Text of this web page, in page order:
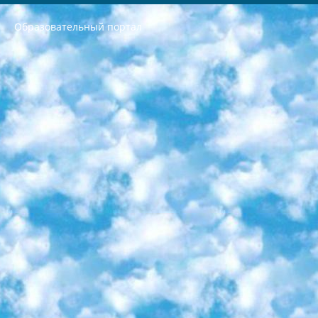
Образовательный портал
РЕСПУБЛИКА УЗБЕКИСТАН МИНИСТРЕРСТВО ДОШКОЛЬНОГО И ШКОЛЬНОГО ОБРАЗОВАНИЯ КОМАНДА в общеобразовательных учреждениях в 2023-2024 учебном году организация и проведение итоговой государственной аттестации обучающихся о Министра дошкольного и школьного образования Республики Узбекистан от 4 марта 2008 года (постановлением Минюста от 20 марта 2008 года № 1778 государственной регистрации) «Итоговое состояние учащихся общего среднего образования на основании положения об утверждении положения об аттестации общего среднего образования выпускной экзамен студентов в образовательных учреждениях в 2023-2024 учебном году В целях организации и прохождения аттестации приказываю: 1. Следующее: перечень предметов, по которым будет проводиться итоговая государственная аттестация и экзамен формы перевода согласно приложению 1; сертификаты международного образца, оценивающие уровень владения иностранными языками перечень согласно приложению 2; 2. Педагогический при специализированных образовательных учреждениях. научно-практический центр квалификации и международной оценки (Д.Давидова) 2024 г. До 25 марта: задания по предметам, по которым будет проводиться итоговая аттестация разработка и утверждение технических условий; итоговая аттестация на основании разработанного предметного задания разработка вопросов по предметам (устно и письменно), экзамен передача; общеобразовательные средние школы и специальные учебные заведения учащиеся выпускных классов школ и интернатов в агентской системе подготовка базы данных экзаменационных материалов и критериев оценки; перевод базы экзаменационных материалов на все языки обучения подать в Республиканский образовательный центр для изготовления; варианты экзаменов на основе разработанных контрольных материалов пусть будут поставлены задачи формирования. 3. Республиканский образовательный центр (Ш.Худайкулов) до 5 апреля 2024 года. до: база данных предоставленных экзаменационных материалов на все языки обучения перевод и экспертиза; для слепых, слабовидящих, глухих, слабослышащих и умственно отсталых детей учащиеся выпускных классов специализированных школ и школ-интернатов база данных экзаменационных материалов на всех преподаваемых языках подготовка критериев оценки; специализированные школы для умственно отсталых детей и технологии для учащихся выпускных классов школ-интернатов разработка соответствующих рекомендаций и критериев проведения ЕГЭ по естествознанию давать задания. 4. Педагогический при специализированных образовательных учреждениях. Научно-практический центр навыков и международной оценки (Д.Давидова), Республика образовательный центр (Худайкулов Ш.) итоговый государственный аттестационный экзамен ориентирован на творческое и логическое мышление при подготовке базы материалов учитывать введение заданий. 5. Следует отметить, что: сертификат государственного образца о знании общеобразовательного предмета и как минимум национальный уровень B1 по предметам на иностранных языках, указанным в Приложении 2. или международно признанный сертификат эквивалентного уровня студенты, изучающие определенный предмет, освобождаются от экзамена; по соответствующим предметам запланирована итоговая государственная аттестация за день до дня, путем жеребьевки Рабочей группой (в письменной форме по предметам, проводимым в форме) из числа сформированных вариантов выбрано 2 варианта; 2 выбранных варианта экзамена анонсированы на официальном сайте министерства и все выпускники по всей стране на основе этих вариантов проводит итоговую государственную аттестацию. 6. Государственное образование учащихся средних общеобразовательных учреждений. знания в соответствии с квалификационными требованиями, которые необходимо приобрести на основании стандартов итоговый (выпускной) контроль для 9 и 11 классов в целях тестирования Экзамены (далее – экзамены) состоят из предметов, перечисленных в приложении 1. будет сделано. 7. Экзамены пройдут с 26 мая по 15 июня 2024 г. (кроме науки физического воспитания). 8. Физическая для учащихся 9 классов общесредних образовательных учреждений. Экзамены по предмету «Образование, квалификация медицина» 1-6 мая 2024 года. сотрудники перевести под присмотр (с отклонениями в физическом или умственном развитии) специализированная школа для детей, школы-интернаты и со сколиозом школы-интернаты санаторного типа для больных детей исключены). 9. Он был слепым, слабовидящим и имел нарушения опорно-двигательного аппарата. экзамены в специализированных школах и интернатах для детей должны проводиться исходя из требований, предъявляемых к общеобразовательным учреждениям (физкультура кроме науки). 10. Специализированная школа для глухих и слабослышащих детей. и экзамены в интернатах и быть реализован в виде письменного теста по математике. 11. Специальность для умственно отсталых детей. Для 9 класса Родной язык и литературное письмо Государственный язык (язык обучения – узбекский). для неклассов) написано Математическое письмо Письменная/устная история Узбекистана Физическое воспитание практично Итоговый контроль Для 11 класса Написание родного языка и литературы (эссе) Математическое письмо Узбекский язык (обучение на узбекском языке) не посещающее общее среднее образование для учреждений)/Образовательное учреждение выбор письменный и устный Иностранный язык письменный/устный Письменная/устная история Узбекистана *По выбору студента:  Химия  Физика  Основы государственного права  География 10 бесплатных образовательных ресурсов - Мы составили подборку онлайн-проектов с интерактивными упражнениями, видеолекциями и статьями. Они помогут вам обрести новые и освежить старые знания бесплатно. 1. «ИНТУИТ» Старейшая образовательная площадка Рунета. Здесь вы найдёте сотни текстовых и видеокурсов на десятки различных тем — от программирования до психологии. Многие курсы подготовлены российскими университетами и крупными международными компаниями вроде Intel и Microsoft. Самостоятельное обучение бесплатное, но желающие могут оплатить услуги персональных наставников. 2. «Смартия» знакомит с актуальными профессиями и подсказывает, как им обучаться. Выбрав заинтересовавшую вас специальность — SMM-специалист, фотограф, веб-дизайнер или другую, — увидите список необходимых для неё умений. Чтобы вы могли освоить их самостоятельно, для каждого умения площадка отображает подборку ссылок на учебные материалы. Хотя «Смартия» ориентируется на русскоязычную аудиторию, часть контента всё же доступна только на английском. 3. «Лекторий Физтеха» Проект Московского физико-технического института (Физтеха). С его помощью вы можете смотреть онлайн серии лекций, записанные на видео в этом вузе. В числе доступных предметов — физика, биология, химия, информационные технологии и другие. К некоторым лекциям администрация ресурса прилагает готовые конспекты, которые можно скачивать в PDF-формате. 4. ITMOcourses Онлайн-площадка Санкт-Петербургского национального исследовательского университета информационных технологий, механики и оптики (ИТМО). Ресурс предоставляет свободный доступ к курсам, разработанным в этом вузе. Каталог материалов разбит на четыре категории: «Оптические системы и технологии», «Приборостроение и робототехника», «Информационные технологии» и «Биотехнологии». Курсы состоят из видеолекций, интерактивных демонстраций и заданий. 5. «КиберЛенинка» Электронная научная библиотека открытого доступа. Каталог площадки регулярно обрастает текстами статей из различных научных изданий. Сгруппированные по журналам и рубрикам публикации можно читать онлайн или скачивать целиком в PDF-формате. Проект нацелен на популяризацию науки за счёт открытого доступа к качественной информации. 6. «ПостНаука» На этом ресурсе публикуют подборки видеолекций, составленные экспертами из разных отраслей и объединённые общими темами. Среди них, к примеру, есть серии «Биоинформатика и геномика», «Культура средневековой Скандинавии» и Cinema Studies о теории кино. Каждая подборка лекций — логически связанная история, рассказанная экспертом от первого лица. Кроме того, на сайте появляются научно-образовательные статьи и тесты на разные темы. 7. «Newочём» Команда проекта «Newочём» отбирает самые интересные тексты из англоязычных СМИ и переводит те из них, за которые голосуют участники сообщества «ВКонтакте». По большей части это научно-популярные статьи. Редакторы придумывают лишь заголовки, в остальном содержание переводов соответствует оригиналам. Полные тексты можно читать прямо в социальной сети. 8. InternetUrok Онлайн-база материалов по основным дисциплинам школьной программы. Информация на сайте структурирована по классам, предметам и темам (урокам). Каждый урок состоит из видеолекций и конспектов. Есть также интерактивные тренажёры и тесты для закрепления пройденного материала. Даже если вы давно окончили школу, возможность повторить программу старших классов всегда может пригодиться. 9. Edutainme Ещё один ресурс об образовании. В отличие от Newtonew, как мне кажется, Edutainme больше ориентируется на представителей индустрии: педагогов, предпринимателей, разработчиков образовательных проектов. Но и любой, кто просто стремится к саморазвитию, найдёт на сайте много полезного и интересного для себя. Например, информацию о новых курсах и образовательных сервисах. 10. Newtonew Онлайн-медиа об образовании и обучении в широком смысле. Авторы Newtonew пишут об инструментах, заведениях, тактиках и стратегиях, которые помогают учить других и получать новые знания самостоятельно. На этой площадке вы найдёте новости, обзоры, аналитические мат